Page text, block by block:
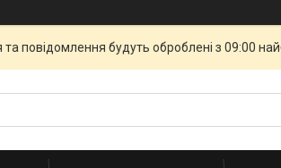
повідомлення будуть оброблені з 09:00